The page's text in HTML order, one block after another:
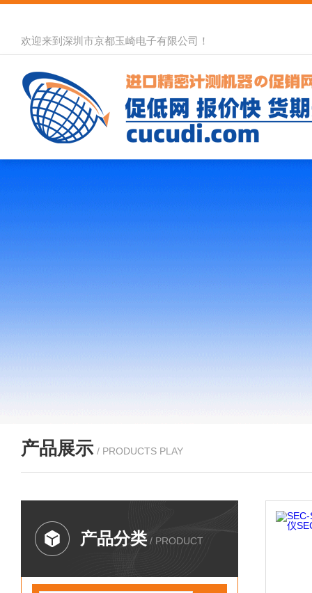
欢迎来到深圳市京都玉崎电子有限公司！
产品展示 / PRODUCTS PLAY
产品分类 / PRODUCT